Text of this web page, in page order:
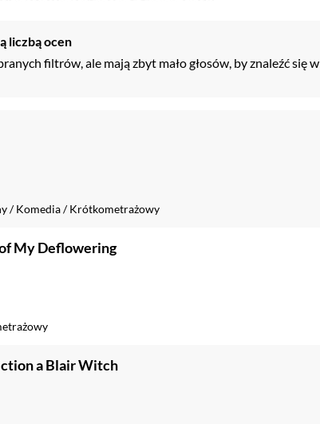
liczbą ocen
filtrów, ale mają zbyt mało głosów, by znaleźć się w
/Komedia/Krótkometrażowy
My Deflowering
a Blair Witch